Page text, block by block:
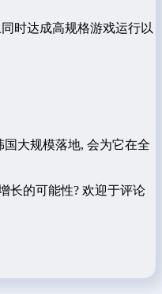
时达成高规格游戏运行以
大规模落地, 会为它在全
长的可能性? 欢迎于评论